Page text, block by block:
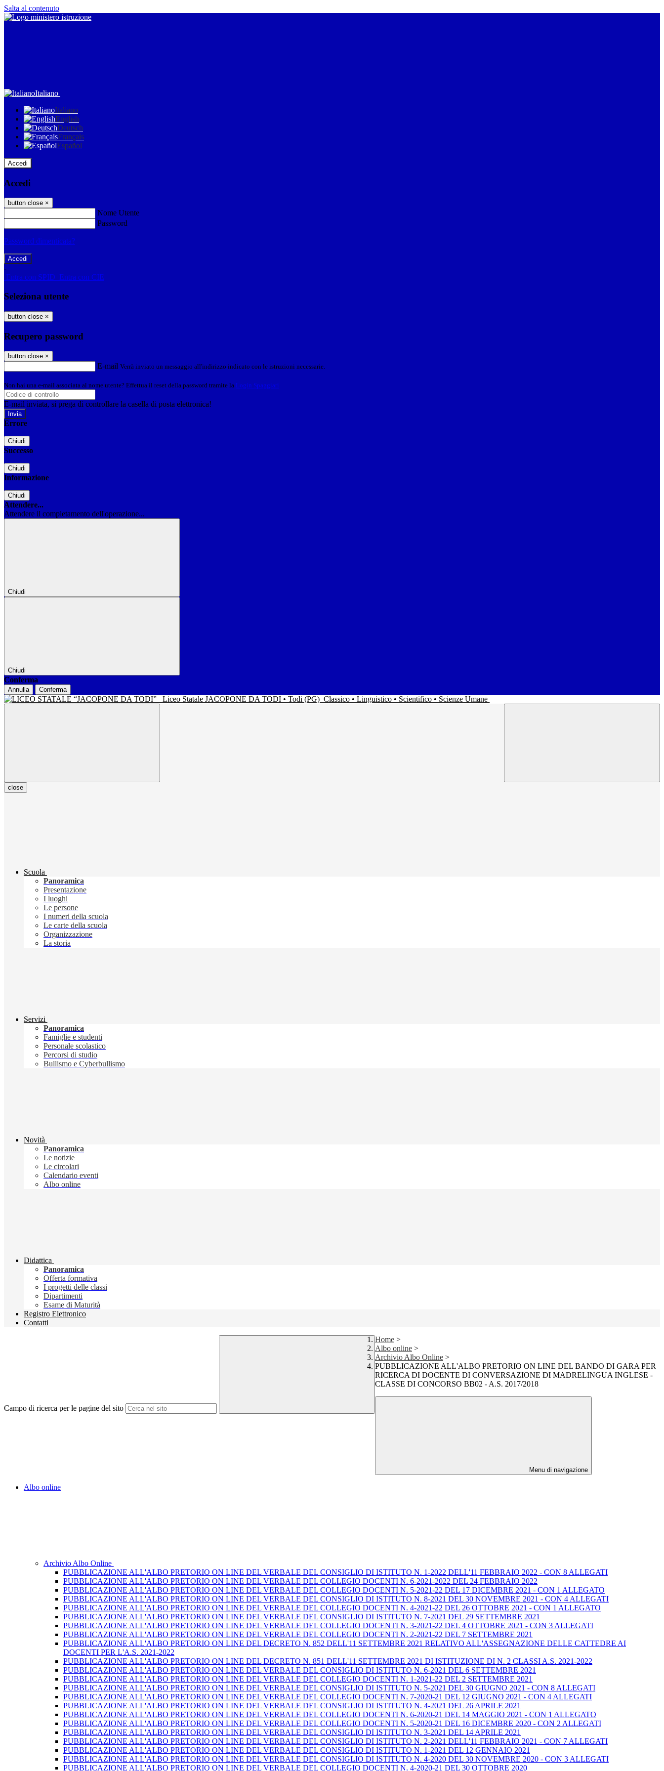
Salta al contenuto
Italiano
Italiano
English
Deutsch
Français
Español
Accedi
Accedi
button close ×
Nome Utente
Password
Password dimenticata?
-
Entra con SPID Entra con CIE
Seleziona utente
button close ×
Recupero password
button close ×
E-mail Verrà inviato un messaggio all'indirizzo indicato con le istruzioni necessarie.
Non hai una e-mail associata al nome utente? Effettua il reset della password tramite la Login Spaggiari
E-mail inviata, si prega di controllare la casella di posta elettronica!
Errore
Chiudi
Successo
Chiudi
Informazione
Chiudi
Attendere...
Attendere il completamento dell'operazione...
Chiudi
Chiudi
Conferma
Annulla Conferma
Liceo Statale JACOPONE DA TODI • Todi (PG) Classico • Linguistico • Scientifico • Scienze Umane
close
Scuola
Panoramica
Presentazione
I luoghi
Le persone
I numeri della scuola
Le carte della scuola
Organizzazione
La storia
Servizi
Panoramica
Famiglie e studenti
Personale scolastico
Percorsi di studio
Bullismo e Cyberbullismo
Novità
Panoramica
Le notizie
Le circolari
Calendario eventi
Albo online
Didattica
Panoramica
Offerta formativa
I progetti delle classi
Dipartimenti
Esame di Maturità
Registro Elettronico
Contatti
Campo di ricerca per le pagine del sito
Home >
Albo online >
Archivio Albo Online >
PUBBLICAZIONE ALL'ALBO PRETORIO ON LINE DEL BANDO DI GARA PER
RICERCA DI DOCENTE DI CONVERSAZIONE DI MADRELINGUA INGLESE -
CLASSE DI CONCORSO BB02 - A.S. 2017/2018
Menu di navigazione
Albo online
Archivio Albo Online
PUBBLICAZIONE ALL'ALBO PRETORIO ON LINE DEL VERBALE DEL CONSIGLIO DI ISTITUTO N. 1-2022 DELL'11 FEBBRAIO 2022 - CON 8 ALLEGATI
PUBBLICAZIONE ALL'ALBO PRETORIO ON LINE DEL VERBALE DEL COLLEGIO DOCENTI N. 6-2021-2022 DEL 24 FEBBRAIO 2022
PUBBLICAZIONE ALL'ALBO PRETORIO ON LINE DEL VERBALE DEL COLLEGIO DOCENTI N. 5-2021-22 DEL 17 DICEMBRE 2021 - CON 1 ALLEGATO
PUBBLICAZIONE ALL'ALBO PRETORIO ON LINE DEL VERBALE DEL CONSIGLIO DI ISTITUTO N. 8-2021 DEL 30 NOVEMBRE 2021 - CON 4 ALLEGATI
PUBBLICAZIONE ALL'ALBO PRETORIO ON LINE DEL VERBALE DEL COLLEGIO DOCENTI N. 4-2021-22 DEL 26 OTTOBRE 2021 - CON 1 ALLEGATO
PUBBLICAZIONE ALL'ALBO PRETORIO ON LINE DEL VERBALE DEL CONSIGLIO DI ISTITUTO N. 7-2021 DEL 29 SETTEMBRE 2021
PUBBLICAZIONE ALL'ALBO PRETORIO ON LINE DEL VERBALE DEL COLLEGIO DOCENTI N. 3-2021-22 DEL 4 OTTOBRE 2021 - CON 3 ALLEGATI
PUBBLICAZIONE ALL'ALBO PRETORIO ON LINE DEL VERBALE DEL COLLEGIO DOCENTI N. 2-2021-22 DEL 7 SETTEMBRE 2021
PUBBLICAZIONE ALL'ALBO PRETORIO ON LINE DEL DECRETO N. 852 DELL'11 SETTEMBRE 2021 RELATIVO ALL'ASSEGNAZIONE DELLE CATTEDRE AI
DOCENTI PER L'A.S. 2021-2022
PUBBLICAZIONE ALL'ALBO PRETORIO ON LINE DEL DECRETO N. 851 DELL'11 SETTEMBRE 2021 DI ISTITUZIONE DI N. 2 CLASSI A.S. 2021-2022
PUBBLICAZIONE ALL'ALBO PRETORIO ON LINE DEL VERBALE DEL CONSIGLIO DI ISTITUTO N. 6-2021 DEL 6 SETTEMBRE 2021
PUBBLICAZIONE ALL'ALBO PRETORIO ON LINE DEL VERBALE DEL COLLEGIO DOCENTI N. 1-2021-22 DEL 2 SETTEMBRE 2021
PUBBLICAZIONE ALL'ALBO PRETORIO ON LINE DEL VERBALE DEL CONSIGLIO DI ISTITUTO N. 5-2021 DEL 30 GIUGNO 2021 - CON 8 ALLEGATI
PUBBLICAZIONE ALL'ALBO PRETORIO ON LINE DEL VERBALE DEL COLLEGIO DOCENTI N. 7-2020-21 DEL 12 GIUGNO 2021 - CON 4 ALLEGATI
PUBBLICAZIONE ALL'ALBO PRETORIO ON LINE DEL VERBALE DEL CONSIGLIO DI ISTITUTO N. 4-2021 DEL 26 APRILE 2021
PUBBLICAZIONE ALL'ALBO PRETORIO ON LINE DEL VERBALE DEL COLLEGIO DOCENTI N. 6-2020-21 DEL 14 MAGGIO 2021 - CON 1 ALLEGATO
PUBBLICAZIONE ALL'ALBO PRETORIO ON LINE DEL VERBALE DEL COLLEGIO DOCENTI N. 5-2020-21 DEL 16 DICEMBRE 2020 - CON 2 ALLEGATI
PUBBLICAZIONE ALL'ALBO PRETORIO ON LINE DEL VERBALE DEL CONSIGLIO DI ISTITUTO N. 3-2021 DEL 14 APRILE 2021
PUBBLICAZIONE ALL'ALBO PRETORIO ON LINE DEL VERBALE DEL CONSIGLIO DI ISTITUTO N. 2-2021 DELL'11 FEBBRAIO 2021 - CON 7 ALLEGATI
PUBBLICAZIONE ALL'ALBO PRETORIO ON LINE DEL VERBALE DEL CONSIGLIO DI ISTITUTO N. 1-2021 DEL 12 GENNAIO 2021
PUBBLICAZIONE ALL'ALBO PRETORIO ON LINE DEL VERBALE DEL CONSIGLIO DI ISTITUTO N. 4-2020 DEL 30 NOVEMBRE 2020 - CON 3 ALLEGATI
PUBBLICAZIONE ALL'ALBO PRETORIO ON LINE DEL VERBALE DEL COLLEGIO DOCENTI N. 4-2020-21 DEL 30 OTTOBRE 2020